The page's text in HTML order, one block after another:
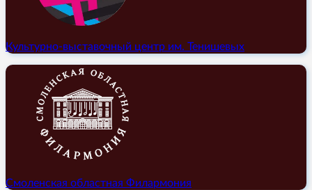
Культурно-выставочный центр им. Тенишевых
Смоленская областная Филармония